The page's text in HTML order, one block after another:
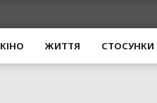
КІНО ЖИТТЯ СТОСУНКИ